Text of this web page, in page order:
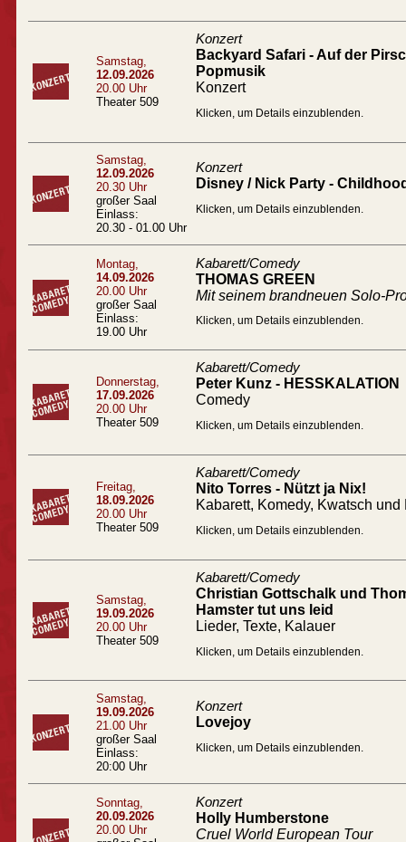
Samstag,
12.09.2026
20.00 Uhr
Theater 509
Konzert
Backyard Safari - Auf der
Popmusik
Konzert
Klicken, um Details einzublenden.
Samstag,
12.09.2026
20.30 Uhr
großer Saal
Einlass:
20.30 - 01.00 Uhr
Konzert
Disney / Nick Party -
Klicken, um Details einzublenden.
Montag,
14.09.2026
20.00 Uhr
großer Saal
Einlass:
19.00 Uhr
Kabarett/Comedy
THOMAS GREEN
Mit seinem brandneuen Solo-
Klicken, um Details einzublenden.
Donnerstag,
17.09.2026
20.00 Uhr
Theater 509
Kabarett/Comedy
Peter Kunz - HESSKALATION
Comedy
Klicken, um Details einzublenden.
Freitag,
18.09.2026
20.00 Uhr
Theater 509
Kabarett/Comedy
Nito Torres - Nützt ja Nix!
Kabarett, Komedy, Kwatsch und
Klicken, um Details einzublenden.
Samstag,
19.09.2026
20.00 Uhr
Theater 509
Kabarett/Comedy
Christian Gottschalk und
Hamster tut uns leid
Lieder, Texte, Kalauer
Klicken, um Details einzublenden.
Samstag,
19.09.2026
21.00 Uhr
großer Saal
Einlass:
20:00 Uhr
Konzert
Lovejoy
Klicken, um Details einzublenden.
Sonntag,
20.09.2026
20.00 Uhr
Konzert
Holly Humberstone
Cruel World European Tour